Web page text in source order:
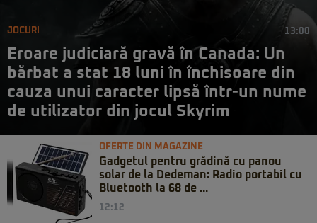
JOCURI 13:00
Eroare judiciară gravă în Canada: Un
bărbat a stat 18 luni în închisoare din
cauza unui caracter lipsă într-un nume
de utilizator din jocul Skyrim
OFERTE DIN MAGAZINE
Gadgetul pentru grădină cu panou
solar de la Dedeman: Radio portabil cu
Bluetooth la 68 de ...
12:12